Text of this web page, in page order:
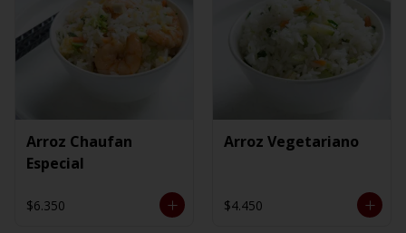
Arroz Chaufan
Especial
$6.350
Arroz Vegetariano
$4.450